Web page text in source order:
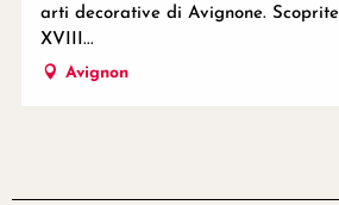
arti decorative di Avignone.
XVIII...
Avignon